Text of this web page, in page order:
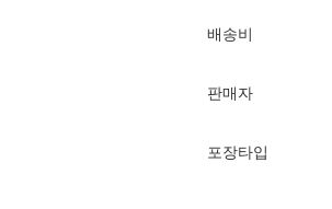
배송비
판매자
포장타입